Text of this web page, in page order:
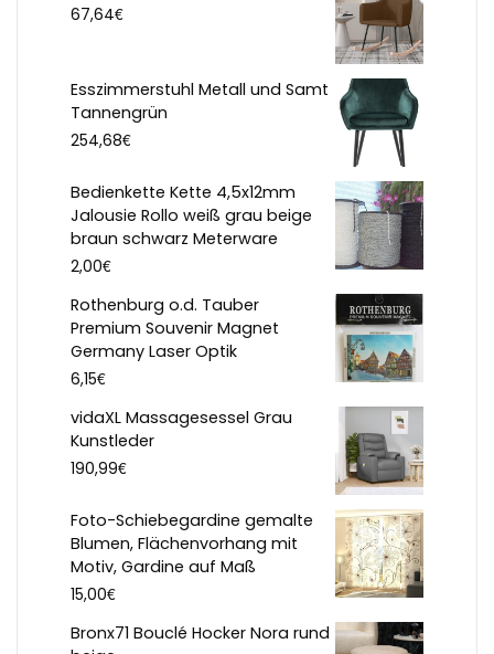
67,64€
Esszimmerstuhl Metall und Samt
Tannengrün
254,68€
Bedienkette Kette 4,5x12mm
Jalousie Rollo weiß grau beige
braun schwarz Meterware
2,00€
Rothenburg o.d. Tauber
Premium Souvenir Magnet
Germany Laser Optik
6,15€
vidaXL Massagesessel Grau
Kunstleder
190,99€
Foto-Schiebegardine gemalte
Blumen, Flächenvorhang mit
Motiv, Gardine auf Maß
15,00€
Bronx71 Bouclé Hocker Nora rund